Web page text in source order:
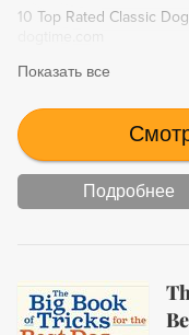
10 Top Rated Classic
Показать все
Подробнее